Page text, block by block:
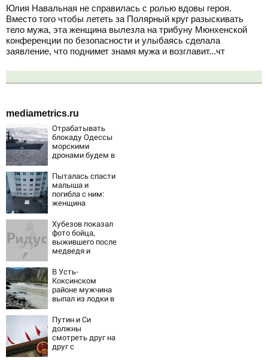
Юлия Навальная не справилась с ролью вдовы героя.
Вместо того чтобы лететь за Полярный круг разыскивать
тело мужа, эта женщина вылезла на трибуну Мюнхенской
конференции по безопасности и улыбаясь сделала
заявление, что поднимет знамя мужа и возглавит...чт
mediametrics.ru
Отрабатывать
блокаду Одессы
морскими
дронами будем в
дальше
забраться
адмиралы не
пробовали?
Пыталась спасти
малыша и
погибла с ним:
женщина
насмерть на
глазах у детей
06/08/2026 –
Новости
Хубезов показал
фото бойца,
выжившего после
медведя и
В Усть-
Коксинском
районе мужчина
выпал из лодки в
Путин и Си
должны
смотреть друг на
друг с